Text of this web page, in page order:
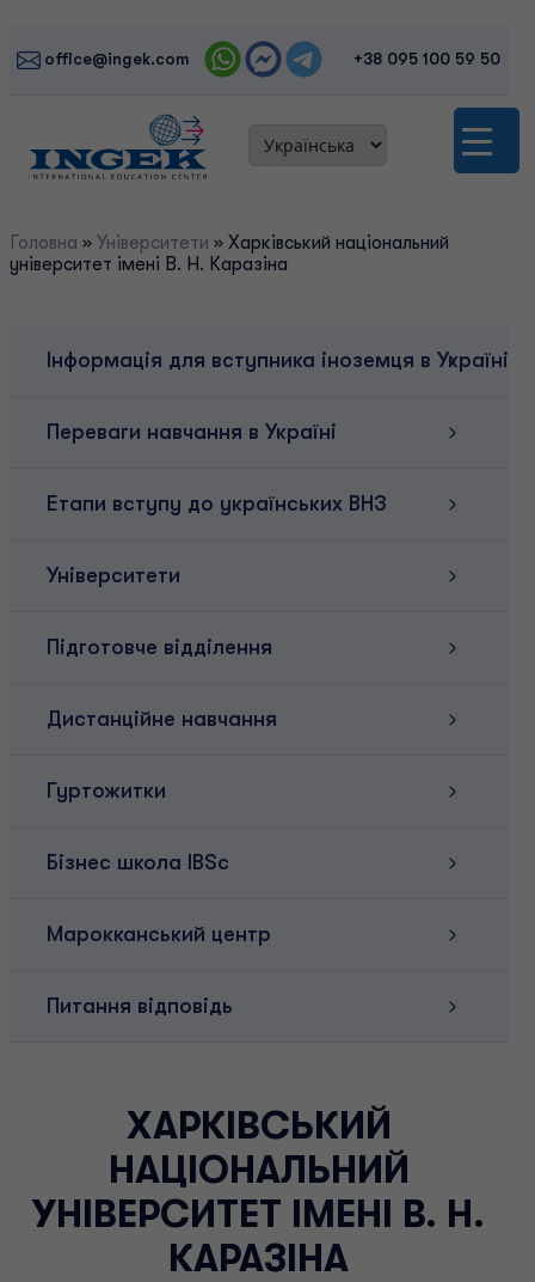
contentoffice@ingek.com +38 095 100 59 50
Головна » Університети » Харківський національний
університет імені В. Н. Каразіна
Інформація для вступника іноземця в Україні
Переваги навчання в Україні
Етапи вступу до українських ВНЗ
Університети
Підготовче відділення
Дистанційне навчання
Гуртожитки
Бізнес школа IBSc
Марокканський центр
Питання відповідь
ХАРКІВСЬКИЙ
НАЦІОНАЛЬНИЙ
УНІВЕРСИТЕТ ІМЕНІ В. Н.
КАРАЗІНА